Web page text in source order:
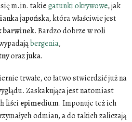
się m.in. takiegatunki okrywowe, jak
japońska, która właściwie jest
barwinek. Bardzo dobrze w roli
bergenia,
orazjuka.
trwałe, co łatwo stwierdzić już na
Zaskakująca jest natomiast
liści epimedium. Imponuje też ich
odmian, a do takich zaliczają